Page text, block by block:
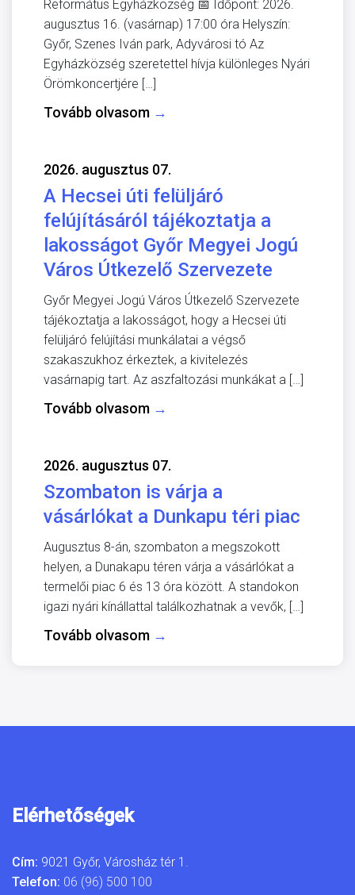
Református Egyházközség 📅 Időpont: 2026.
augusztus 16. (vasárnap) 17:00 óra Helyszín:
Győr, Szenes Iván park, Adyvárosi tó Az
Egyházközség szeretettel hívja különleges Nyári
Örömkoncertjére […]
Tovább olvasom →
2026. augusztus 07.
A Hecsei úti felüljáró
felújításáról tájékoztatja a
lakosságot Győr Megyei Jogú
Város Útkezelő Szervezete
Győr Megyei Jogú Város Útkezelő Szervezete
tájékoztatja a lakosságot, hogy a Hecsei úti
felüljáró felújítási munkálatai a végső
szakaszukhoz érkeztek, a kivitelezés
vasárnapig tart. Az aszfaltozási munkákat a […]
Tovább olvasom →
2026. augusztus 07.
Szombaton is várja a
vásárlókat a Dunkapu téri piac
Augusztus 8-án, szombaton a megszokott
helyen, a Dunakapu téren várja a vásárlókat a
termelői piac 6 és 13 óra között. A standokon
igazi nyári kínállattal találkozhatnak a vevők, […]
Tovább olvasom →
Elérhetőségek
Cím: 9021 Győr, Városház tér 1.
Telefon: 06 (96) 500 100